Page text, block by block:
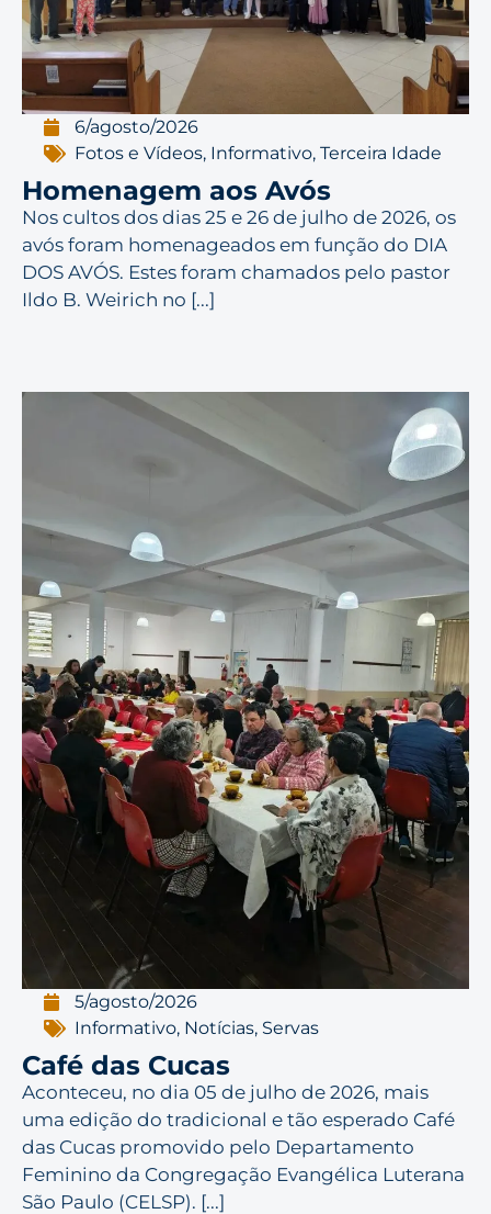
6/agosto/2026
Fotos e Vídeos, Informativo,Terceira Idade
Homenagem aos Avós
Nos cultos dos dias 25 e 26 de julho de 2026, os
avós foram homenageados em função do DIA
DOS AVÓS. Estes foram chamados pelo pastor
Ildo B. Weirich no [...]
5/agosto/2026
Informativo, Notícias, Servas
Café das Cucas
Aconteceu, no dia 05 de julho de 2026, mais
uma edição do tradicional e tão esperado Café
das Cucas promovido pelo Departamento
Feminino da Congregação Evangélica Luterana
São Paulo (CELSP). [...]